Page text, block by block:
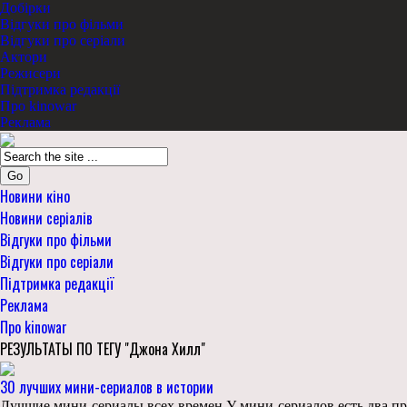
Добірки
Відгуки про фільми
Відгуки про серіали
Актори
Режисери
Підтримка редакції
Про kinowar
Реклама
Go
Новини кіно
Новини серіалів
Відгуки про фільми
Відгуки про серіали
Підтримка редакції
Реклама
Про kinowar
РЕЗУЛЬТАТЫ ПО ТЕГУ "Джона Хилл"
30 лучших мини-сериалов в истории